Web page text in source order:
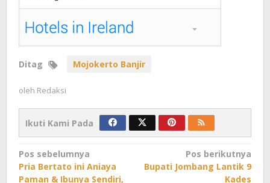
Ditag Mojokerto Banjir
oleh Redaksi
Ikuti Kami Pada
Navigasi
pos
Pos sebelumnya
Pria Bertato ini Aniaya
Paman & Ibunya Sendiri,
Pos berikutnya
Bupati Jombang Lantik 9
Kades